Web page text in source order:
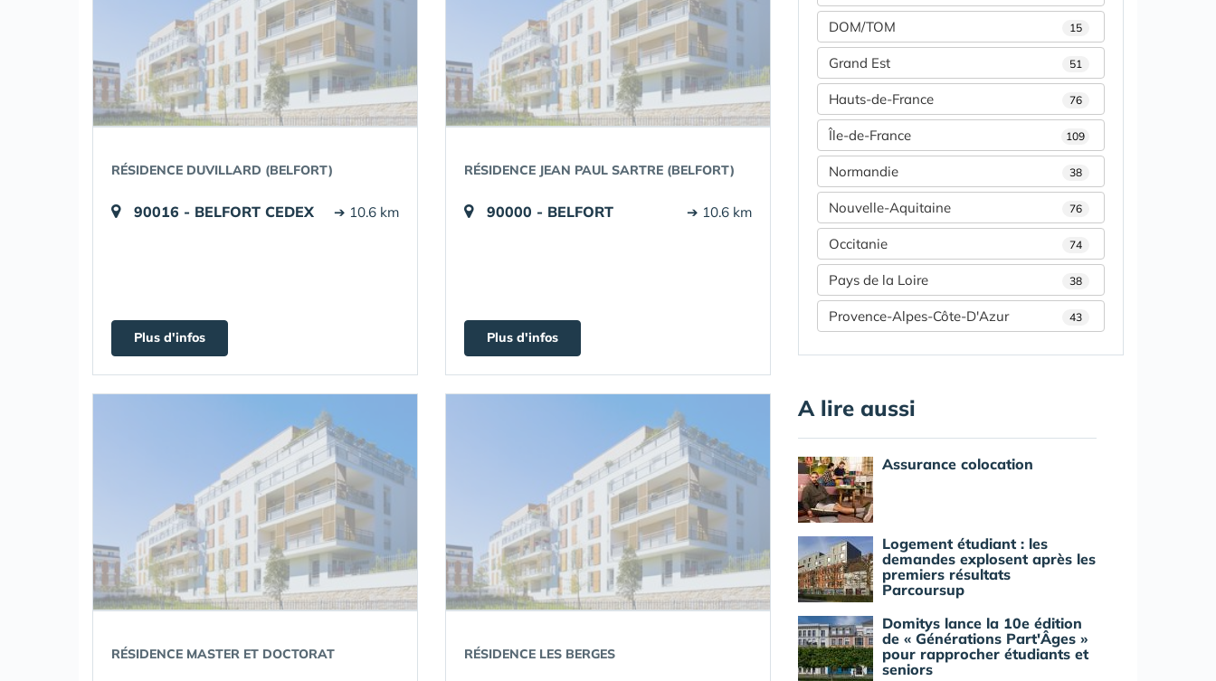
RÉSIDENCE DUVILLARD (BELFORT)
90016 - BELFORT CEDEX ➔ 10.6 km
Plus d'infos
RÉSIDENCE JEAN PAUL SARTRE (BELFORT)
90000 - BELFORT ➔ 10.6 km
Plus d'infos
RÉSIDENCE MASTER ET DOCTORAT RÉSIDENCE LES BERGES
DOM/TOM 15
Grand Est 51
Hauts-de-France 76
Île-de-France 109
Normandie 38
Nouvelle-Aquitaine 76
Occitanie 74
Pays de la Loire 38
Provence-Alpes-Côte-D'Azur 43
A lire aussi
Assurance colocation
Logement étudiant : les
demandes explosent après les
premiers résultats
Parcoursup
Domitys lance la 10e édition
de « Générations Part'Âges »
pour rapprocher étudiants et
seniors